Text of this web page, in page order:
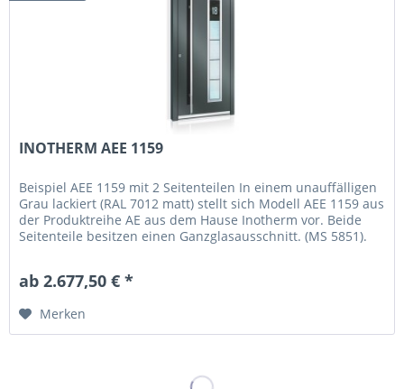
INOTHERM AEE 1159
Beispiel AEE 1159 mit 2 Seitenteilen In einem unauffälligen
Grau lackiert (RAL 7012 matt) stellt sich Modell AEE 1159 aus
der Produktreihe AE aus dem Hause Inotherm vor. Beide
Seitenteile besitzen einen Ganzglasausschnitt. (MS 5851).
ab 2.677,50 € *
Merken